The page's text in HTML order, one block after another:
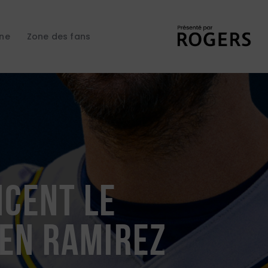
Zone des fans
le
Ramirez